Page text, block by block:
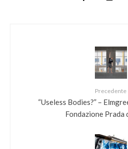
Precedente
“Useless Bodies?” –
Fondazione Prada